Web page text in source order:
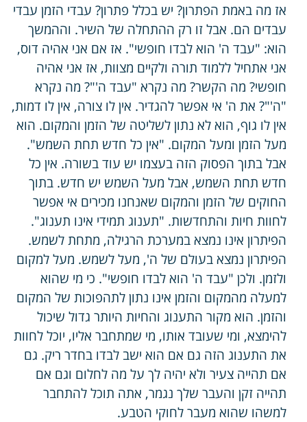
אז מה באמת הפתרון? יש בכלל פתרון? עבדי הזמן עבדי
עבדים הם. אבל זו רק ההתחלה של השיר. וההמשך
הוא: "עבד ה' הוא לבדו חופשי". אז אם אני אהיה דוס,
אני אתחיל ללמוד תורה ולקיים מצוות, אז אני אהיה
חופשי? מה הקשר? מה נקרא "עבד ה'"? מה נקרא
"ה'"? את ה' אי אפשר להגדיר. אין לו צורה, אין לו דמות,
אין לו גוף, הוא לא נתון לשליטה של הזמן והמקום. הוא
מעל הזמן ומעל המקום. "אין כל חדש תחת השמש".
אבל בתוך הפסוק הזה בעצמו יש עוד בשורה. אין כל
חדש תחת השמש, אבל מעל השמש יש חדש. בתוך
החוקים של הזמן והמקום שאנחנו מכירים אי אפשר
לחוות חיות והתחדשות. "תענוג תמידי אינו תענוג".
הפיתרון אינו נמצא במערכת הרגילה, מתחת לשמש.
הפיתרון נמצא בעולם של ה', מעל לשמש. מעל למקום
ולזמן. ולכן "עבד ה' הוא לבדו חופשי". כי מי שהוא
למעלה מהמקום והזמן אינו נתון לתהפוכות של המקום
והזמן. הוא מקור התענוג והחיות היותר גדול שיכול
להימצא, ומי שעובד אותו, מי שמתחבר אליו, יוכל לחוות
את התענוג הזה גם אם הוא ישב לבדו בחדר ריק. גם
אם תהייה צעיר ולא יהיה לך על מה לחלום וגם אם
תהייה זקן והעבר שלך נגמר, אתה תוכל להתחבר
למשהו שהוא מעבר לחוקי הטבע.